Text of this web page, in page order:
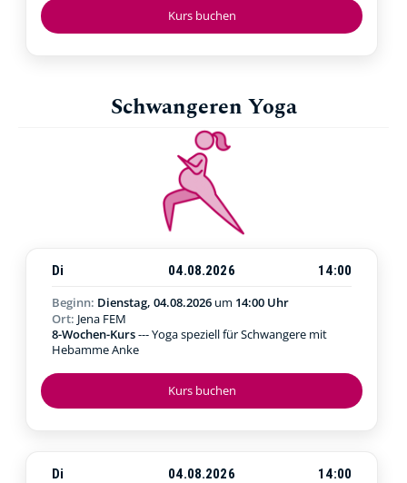
Kurs buchen
Schwangeren Yoga
Kurs buchen
Di 04.08.2026
14:00
Beginn: Dienstag, 04.08.2026 um 14:00 Uhr
Ort: Jena FEM
8-Wochen-Kurs--- Yoga speziell für Schwangere mit
Hebamme Anke
Di 04.08.2026
14:00